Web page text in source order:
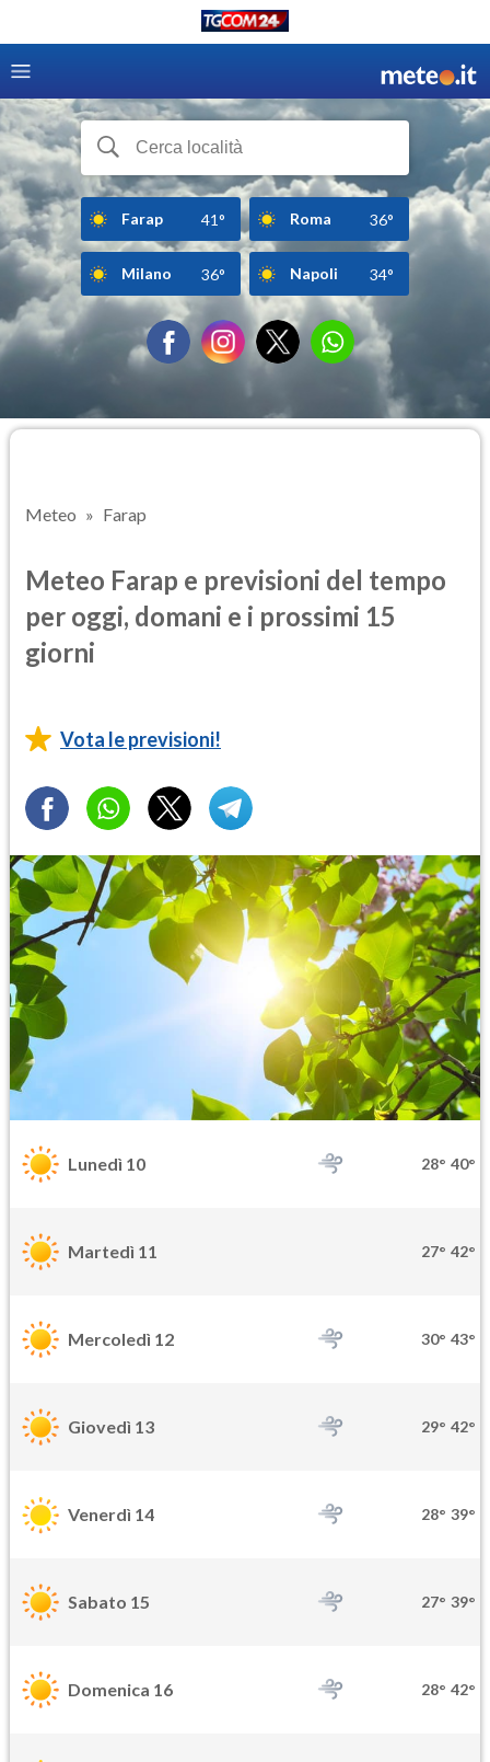
Farap 41° Roma 36°
Milano 36° Napoli 34°
Meteo Farap
Meteo Farap e previsioni del tempo
per oggi, domani e i prossimi 15
giorni
Vota le previsioni!
Lunedì 10 28° 40°
Martedì 11 27° 42°
Mercoledì 12 30° 43°
Giovedì 13 29° 42°
Venerdì 14 28° 39°
Sabato 15 27° 39°
Domenica 16 28° 42°